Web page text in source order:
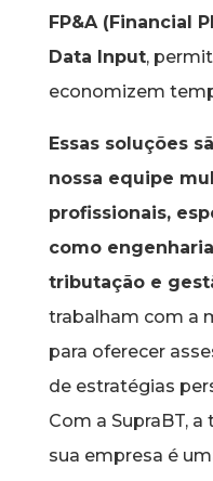
FP&A (Financial
Data Input,
economizem
Essas soluções
nossa equipe
profissionais,
como
tributação e
trabalham com a
para oferecer
de estratégias
Com a SupraBT,
sua empresa é